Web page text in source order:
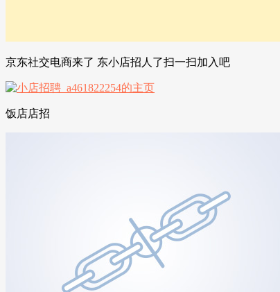
京东社交电商来了 东小店招人了扫一扫加入吧
饭店店招